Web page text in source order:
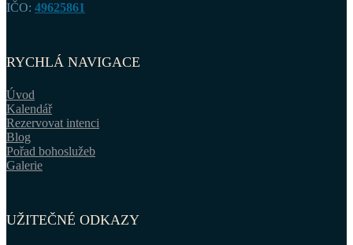
IČO: 49625861
RYCHLÁ NAVIGACE
Úvod
Kalendář
Rezervovat intenci
Blog
Pořad bohoslužeb
Galerie
UŽITEČNÉ ODKAZY